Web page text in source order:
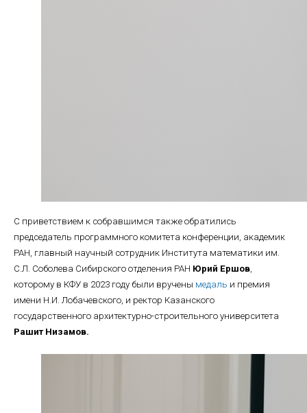
С приветствием к собравшимся также обратились
председатель программного комитета конференции, академик
РАН, главный научный сотрудник Института математики им.
С.Л. Соболева Сибирского отделения РАН Юрий Ершов
которому в КФУ в 2023 году были вручены медаль и премия
имени Н.И. Лобачевского, и ректор Казанского
государственного архитектурно-строительного университета
Рашит Низамов.